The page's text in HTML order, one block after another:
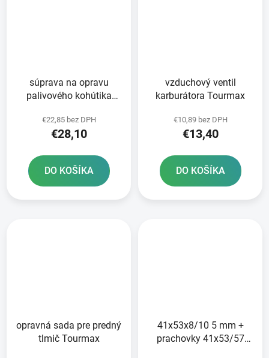
súprava na opravu
palivového kohútika
€22,85 bez DPH
€28,10
DO KOŠÍKA
vzduchový ventil
karburátora Tourmax
€10,89 bez DPH
€13,40
DO KOŠÍKA
opravná sada pre predný
tlmič Tourmax
41x53x8/10 5 mm +
prachovky 41x53/57